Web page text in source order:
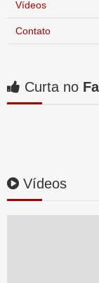
Vídeos
Contato
Curta no
Vídeos